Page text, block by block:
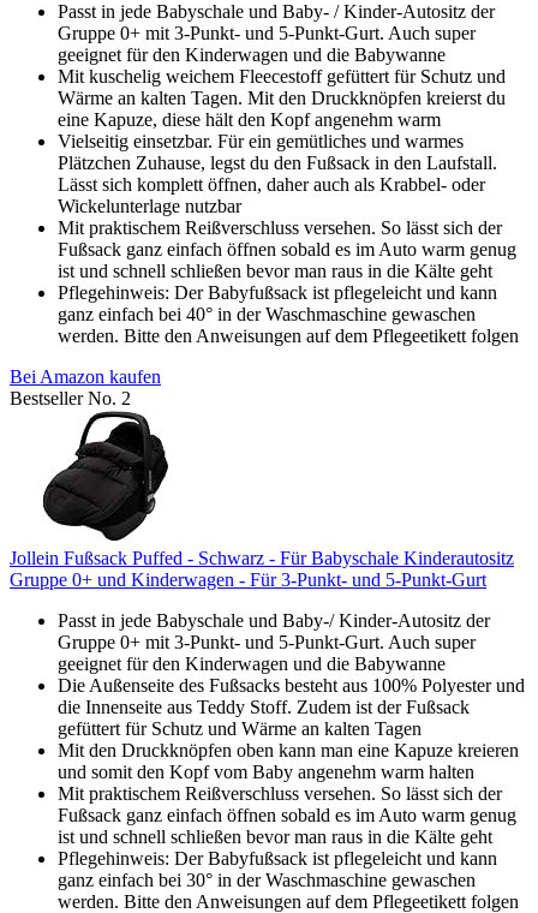
Passt in jede Babyschale und Baby- / Kinder-Autositz der
Gruppe 0+ mit 3-Punkt- und 5-Punkt-Gurt. Auch super
geeignet für den Kinderwagen und die Babywanne
Mit kuschelig weichem Fleecestoff gefüttert für Schutz und
Wärme an kalten Tagen. Mit den Druckknöpfen kreierst du
eine Kapuze, diese hält den Kopf angenehm warm
Vielseitig einsetzbar. Für ein gemütliches und warmes
Plätzchen Zuhause, legst du den Fußsack in den Laufstall.
Lässt sich komplett öffnen, daher auch als Krabbel- oder
Wickelunterlage nutzbar
Mit praktischem Reißverschluss versehen. So lässt sich der
Fußsack ganz einfach öffnen sobald es im Auto warm genug
ist und schnell schließen bevor man raus in die Kälte geht
Pflegehinweis: Der Babyfußsack ist pflegeleicht und kann
ganz einfach bei 40° in der Waschmaschine gewaschen
werden. Bitte den Anweisungen auf dem Pflegeetikett folgen
Bei Amazon kaufen
Bestseller No. 2
Jollein Fußsack Puffed - Schwarz - Für Babyschale Kinderautositz
Gruppe 0+ und Kinderwagen - Für 3-Punkt- und 5-Punkt-Gurt
Passt in jede Babyschale und Baby-/ Kinder-Autositz der
Gruppe 0+ mit 3-Punkt- und 5-Punkt-Gurt. Auch super
geeignet für den Kinderwagen und die Babywanne
Die Außenseite des Fußsacks besteht aus 100% Polyester und
die Innenseite aus Teddy Stoff. Zudem ist der Fußsack
gefüttert für Schutz und Wärme an kalten Tagen
Mit den Druckknöpfen oben kann man eine Kapuze kreieren
und somit den Kopf vom Baby angenehm warm halten
Mit praktischem Reißverschluss versehen. So lässt sich der
Fußsack ganz einfach öffnen sobald es im Auto warm genug
ist und schnell schließen bevor man raus in die Kälte geht
Pflegehinweis: Der Babyfußsack ist pflegeleicht und kann
ganz einfach bei 30° in der Waschmaschine gewaschen
werden. Bitte den Anweisungen auf dem Pflegeetikett folgen